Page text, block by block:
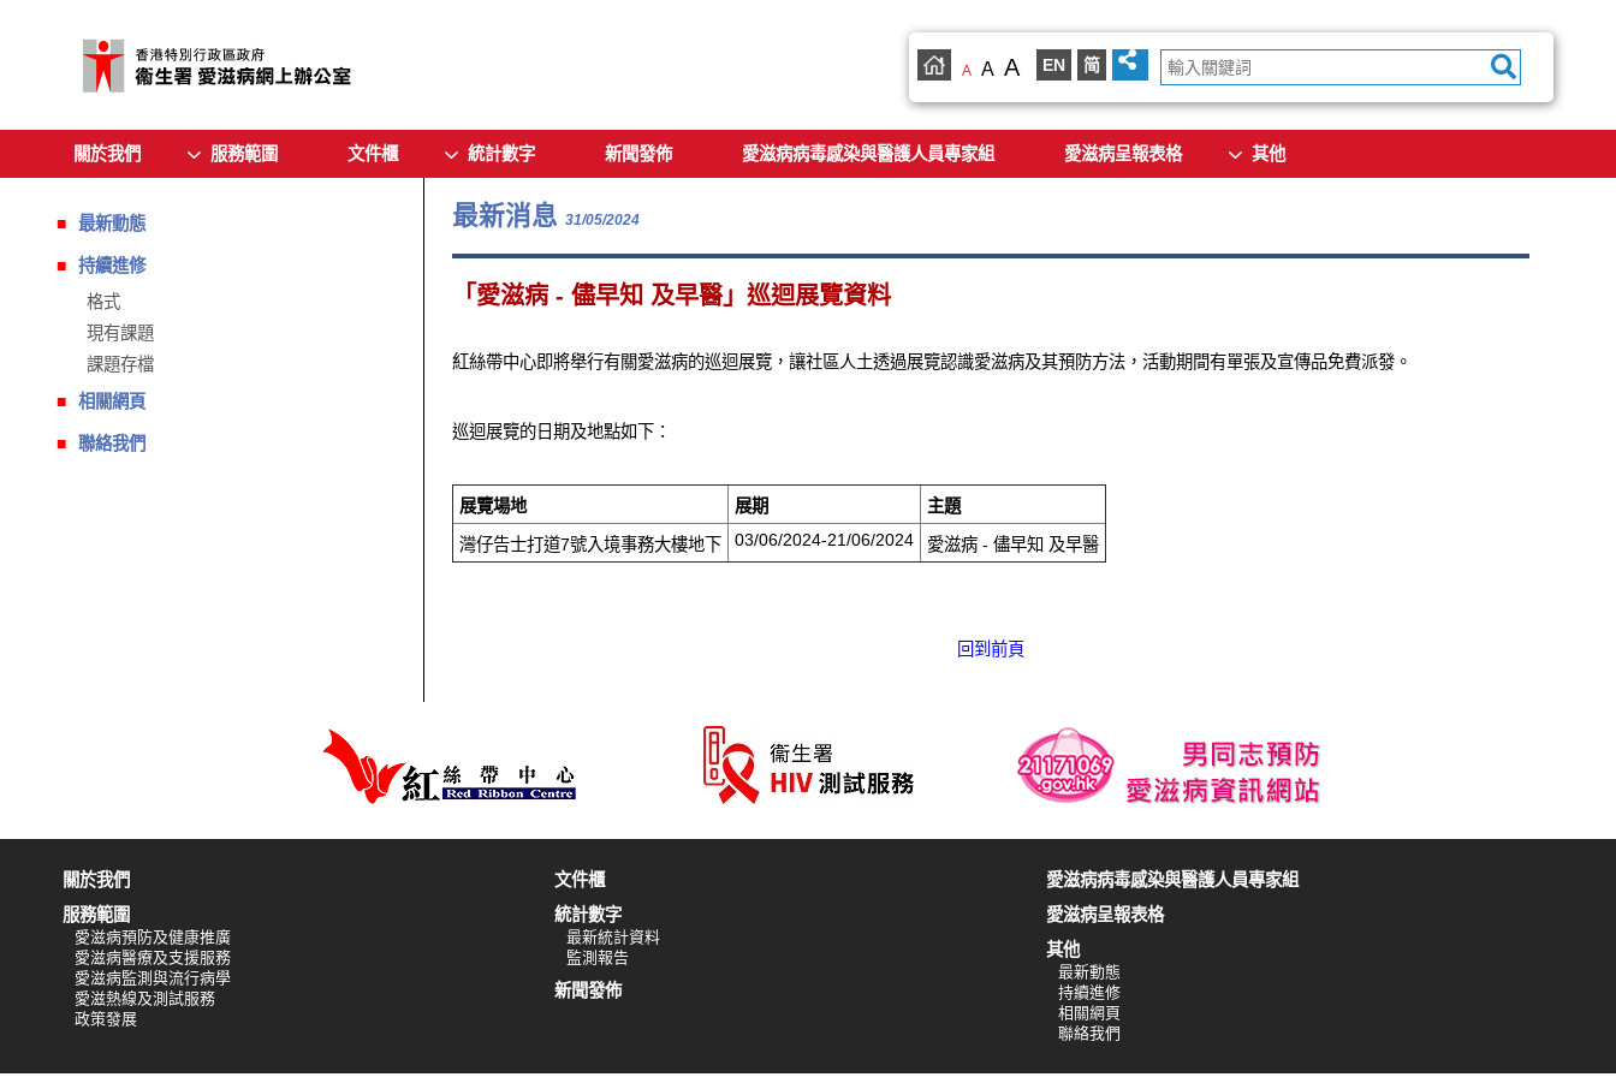
A A A EN 简
關於我們 服務範圍 文件櫃 統計數字 新聞發佈 愛滋病病毒感染與醫護人員專家組 愛滋病呈報表格 其他
最新動態
持續進修
格式
現有課題
課題存檔
相關網頁
聯絡我們
最新消息 31/05/2024
「愛滋病 - 儘早知 及早醫」巡迴展覽資料
紅絲帶中心即將舉行有關愛滋病的巡迴展覽，讓社區人土透過展覽認識愛滋病及其預防方法，活動期間有單張及宣傳品免費派發。
巡迴展覽的日期及地點如下：
展覽場地 展期
主題
灣仔告士打道7號入境事務大樓地下
03/06/2024-21/06/2024 愛滋病 - 儘早知 及早醫
回到前頁
關於我們
服務範圍
愛滋病預防及健康推廣
愛滋病醫療及支援服務
愛滋病監測與流行病學
愛滋熱線及測試服務
政策發展
文件櫃
統計數字
最新統計資料
監測報告
新聞發佈
愛滋病病毒感染與醫護人員專家組
愛滋病呈報表格
其他
最新動態
持續進修
相關網頁
聯絡我們